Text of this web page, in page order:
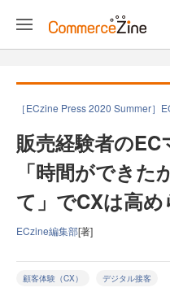
［ECzine Press 2020 Summer］
販売経験者の
「時間ができ
て」でCXは高
ECzine編集部[著]
顧客体験（CX） デジタル接客